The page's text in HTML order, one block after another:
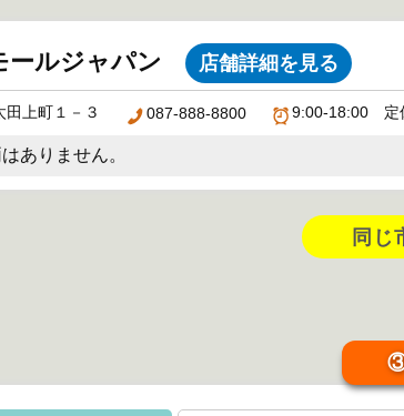
ールジャパン 店舗詳細を見る
田上町１－３ 087-888-8800 9:00-18:00 定
ありません。
同じ
③